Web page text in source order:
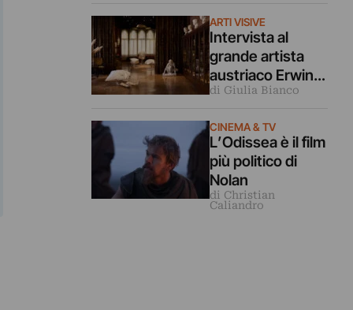
ARTI VISIVE
Intervista al
grande artista
austriaco Erwin
Wurm (che è in
a Venezia)
di Giulia Bianco
CINEMA & TV
L’Odissea è il film
più politico di
Nolan
di Christian
Caliandro